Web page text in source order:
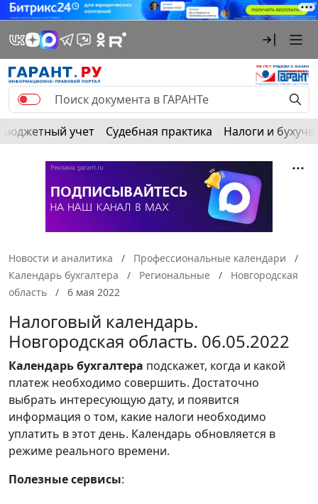
Бюджетный учет Судебная практика Налоги и
Новости и аналитика
Профессиональные календари
Календарь бухгалтера
Региональные
Новгородская
область
6 мая 2022
Налоговый календарь.
Новгородская область. 06.05.2022
Календарьбухгалтера подскажет, когда и какой
платеж необходимо совершить. Достаточно
выбрать интересующую дату, и появится
информация о том, какие налоги необходимо
уплатить в этот день. Календарь обновляется в
режиме реального времени.
Полезные сервисы: